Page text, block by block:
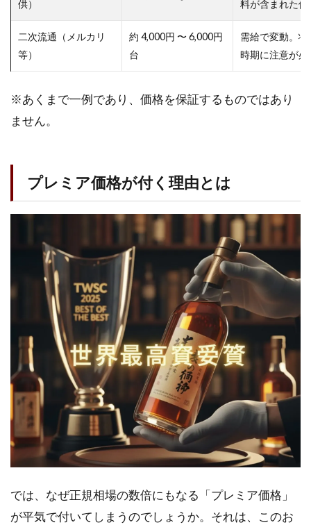
供）
料が含まれた価
二次流通（メルカリ
等）
約 4,000円 〜 6,000円
台
需給で変動。状
時期に注意が必
※あくまで一例であり、価格を保証するものではあり
ません。
プレミア価格が付く理由とは
では、なぜ正規相場の数倍にもなる「プレミア価格」
が平気で付いてしまうのでしょうか。それは、このお